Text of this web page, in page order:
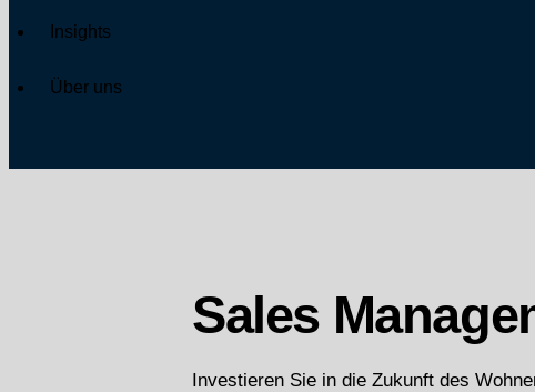
Insights
Über uns
Sales
Investieren Sie in die Zukunft des